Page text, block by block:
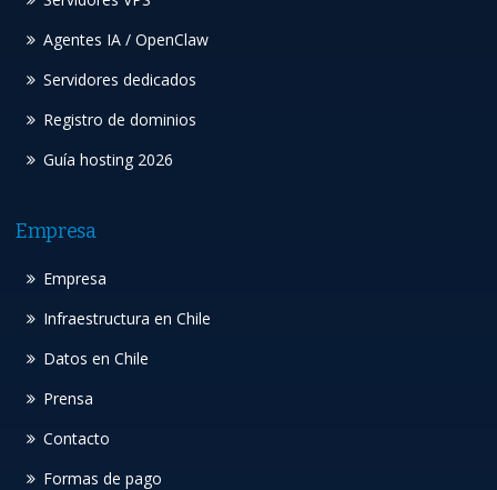
Agentes IA / OpenClaw
Servidores dedicados
Registro de dominios
Guía hosting 2026
Empresa
Empresa
Infraestructura en Chile
Datos en Chile
Prensa
Contacto
Formas de pago